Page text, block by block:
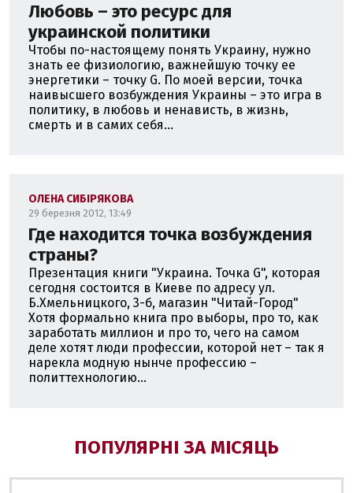
Любовь – это ресурс для
украинской политики
Чтобы по-настоящему понять Украину, нужно
знать ее физиологию, важнейшую точку ее
энергетики – точку G. По моей версии, точка
наивысшего возбуждения Украины – это игра в
политику, в любовь и ненависть, в жизнь,
смерть и в самих себя...
ОЛЕНА СИБІРЯКОВА
29 березня 2012, 13:49
Где находится точка возбуждения
страны?
Презентация книги "Украина. Точка G", которая
сегодня состоится в Киеве по адресу ул.
Б.Хмельницкого, 3-б, магазин "Читай-Город"
Хотя формально книга про выборы, про то, как
заработать миллион и про то, чего на самом
деле хотят люди профессии, которой нет – так я
нарекла модную нынче профессию –
политтехнологию...
ПОПУЛЯРНІ ЗА МІСЯЦЬ